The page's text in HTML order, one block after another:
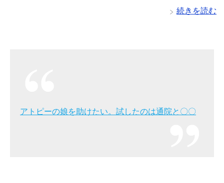
続きを読む
アトピーの娘を助けたい。試したのは通院と〇〇